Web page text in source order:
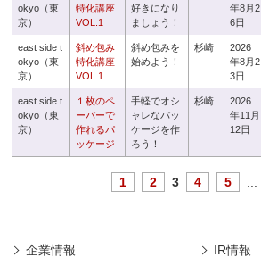
okyo（東
京）
特化講座
VOL.1
好きになり
ましょう！
年8月2
6日
east side t
okyo（東
京）
斜め包み
特化講座
VOL.1
斜め包みを
始めよう！
杉崎
2026
年8月2
3日
east side t
okyo（東
京）
１枚のペ
ーパーで
作れるパ
ッケージ
手軽でオシ
ャレなパッ
ケージを作
ろう！
杉崎
2026
年11月
12日
1 2 3 4 5
企業情報 IR情報